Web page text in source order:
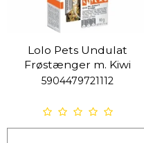
Lolo Pets Undulat
Frøstænger m. Kiwi
5904479721112